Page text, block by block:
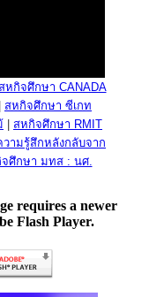
หกิจศึกษา CANADA
สหกิจศึกษา ซีเกท
สหกิจศึกษา RMIT
ามรู้สึกหลังกลับจาก
ศึกษา มทส : นศ.
requires a newer
Flash Player.